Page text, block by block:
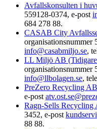
Avfallskonsulten i
559128-0374, e-post
684 278 88.
CASAB City
organisationsnummer
info@casabmiljo.se,
LL Miljö AB
organisationsnummer
info@llbolagen.se,
PreZero Recycling AB
e-post
Ragn-Sells Recycling
3452, e-post
88 88.